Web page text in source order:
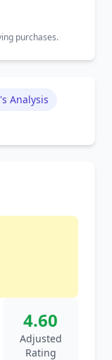
purchases.
Analysis
4.60
Adjusted
Rating